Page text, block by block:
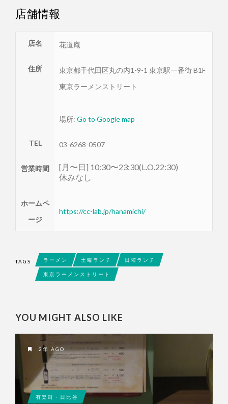
店舗情報
店名 花道庵
住所 東京都千代田区丸の内1-9-1 東京駅一番街 B1F
東京ラーメンストリート
場所: Go to Google map
TEL 03-6268-0507
営業時間
[月〜日] 10:30〜23:30(L.O.22:30)
休みなし
ホームペ
ージ
https://cc-lab.jp/hanamichi/
TAGS ラーメン 土曜ランチ 日曜ランチ
東京ラーメンストリート
YOU MIGHT ALSO LIKE
2年 AGO
有楽町・日比谷